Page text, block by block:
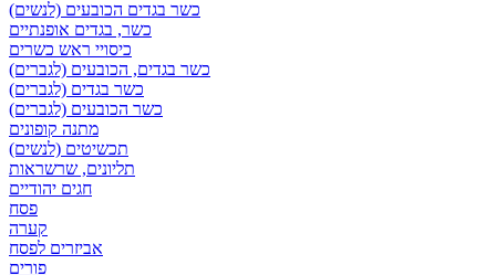
כשר בגדים הכובעים (לנשים)
כשר, בגדים אופנתיים
כיסויי ראש כשרים
כשר בגדים, הכובעים (לגברים)
כשר בגדים (לגברים)
כשר הכובעים (לגברים)
מתנה קופונים
תכשיטים (לנשים)
תליונים, שרשראות
חגים יהודיים
פסח
קערה
אביזרים לפסח
פורים